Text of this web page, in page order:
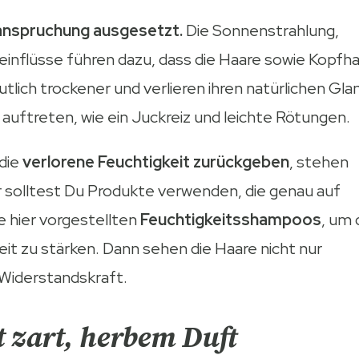
ausgesetzt.Die Sonnenstrahlung,
führen dazu, dass die Haare sowie
trockener und verlieren ihren natürlichen
wie ein Juckreiz und leichte Rötungen.
verlorene Feuchtigkeit zurückgeben, stehen
Du Produkte verwenden, die genau auf
hier vorgestelltenFeuchtigkeitsshampoos, um
zu stärken. Dann sehen die Haare nicht nur
zart, herbem Duft